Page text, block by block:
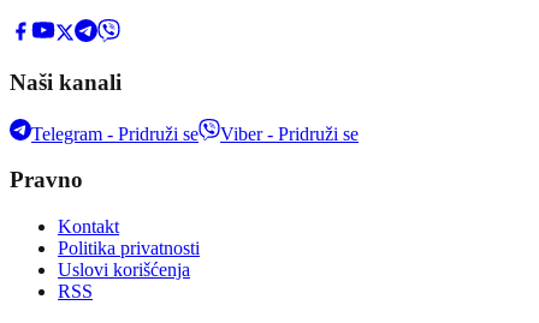
Naši kanali
Telegram - Pridruži se Viber - Pridruži se
Pravno
Kontakt
Politika privatnosti
Uslovi korišćenja
RSS